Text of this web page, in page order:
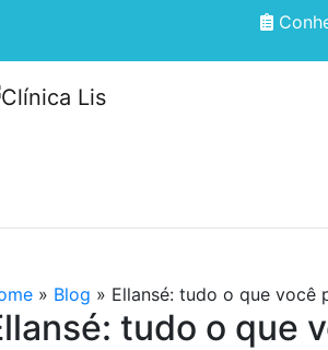
» Blog » Ellansé: tudo o que você
tudo o que